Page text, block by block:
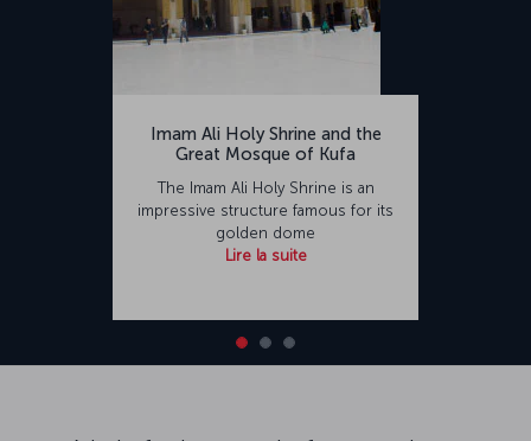
Imam Ali Holy Shrine and the
Great Mosque of Kufa
The Imam Ali Holy Shrine is an
impressive structure famous for its
golden dome
Lire la suite